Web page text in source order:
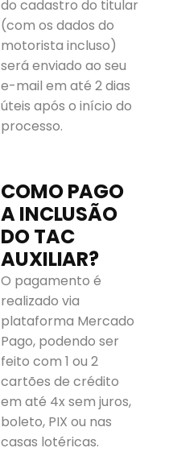
do cadastro do titular
(com os dados do
motorista incluso)
será enviado ao seu
e-mail em até 2 dias
úteis após o início do
processo.
COMO PAGO
A INCLUSÃO
DO TAC
AUXILIAR?
O pagamento é
realizado via
plataforma Mercado
Pago, podendo ser
feito com 1 ou 2
cartões de crédito
em até 4x sem juros,
boleto, PIX ou nas
casas lotéricas.